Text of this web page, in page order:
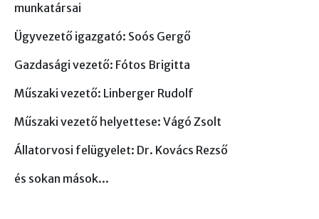
munkatársai
Ügyvezető igazgató: Soós Gergő
Gazdasági vezető: Fótos Brigitta
Műszaki vezető: Linberger Rudolf
Műszaki vezető helyettese: Vágó Zsolt
Állatorvosi felügyelet: Dr. Kovács Rezső
és sokan mások...